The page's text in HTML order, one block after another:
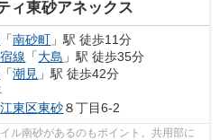
ィ東砂アネックス
「南砂町 」駅 徒歩11分
線 「大島 」駅 徒歩35分
「潮見 」駅 徒歩42分
江東区東砂８丁目6-2
ル南砂があるのもポイント。共用部に